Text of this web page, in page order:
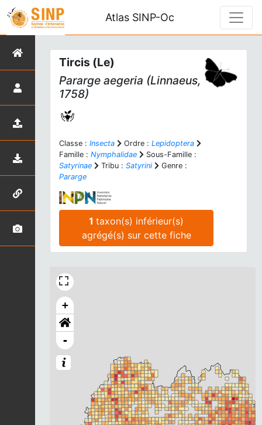
Atlas SINP-Oc
Tircis (Le)
Pararge aegeria (Linnaeus,
1758)
Classe : Insecta Ordre : Lepidoptera
Famille : Nymphalidae
Sous-Famille :
Satyrinae
Tribu : Satyrini
Genre :
Pararge
1taxon(s) inférieur(s)
agrégé(s) sur cette fiche
+
-